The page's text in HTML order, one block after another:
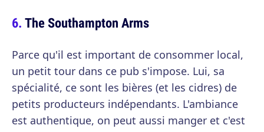
The Southampton Arms
Parce qu'il est important de consommer local,
un petit tour dans ce pub s'impose. Lui, sa
spécialité, ce sont les bières (et les cidres) de
petits producteurs indépendants. L'ambiance
est authentique, on peut aussi manger et c'est